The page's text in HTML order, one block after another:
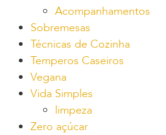
Acompanhamentos
Sobremesas
Técnicas de Cozinha
Temperos Caseiros
Vegana
Vida Simples
limpeza
Zero açúcar